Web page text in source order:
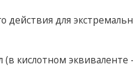
действия для
(в кислотном эквиваленте